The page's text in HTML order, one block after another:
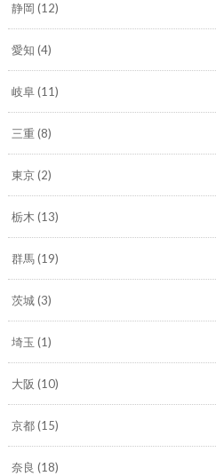
静岡 (12)
愛知 (4)
岐阜(11)
三重 (8)
東京(2)
栃木 (13)
群馬(19)
茨城(3)
埼玉 (1)
大阪 (10)
京都(15)
奈良 (18)